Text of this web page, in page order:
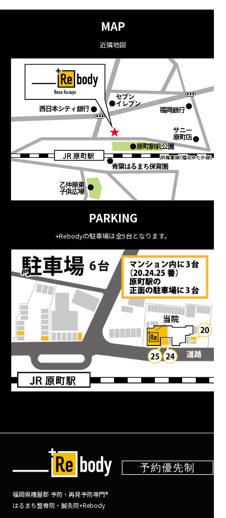
MAP
近隣地図
PARKING
+Rebodyの駐車場は全5台となります。
福岡県糟屋郡 予防・再発予防専門®
はるまち整骨院・鍼灸院+Rebody